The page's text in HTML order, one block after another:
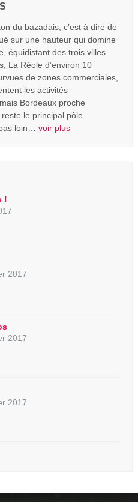
du bazadais, c’est à dire de
sur une hauteur qui domine
équidistant des trois villes
La Réole d’environ 10
de zones commerciales,
les activités
Bordeaux proche
le principal pôle
loin… voir plus
!
2017
2017
2017